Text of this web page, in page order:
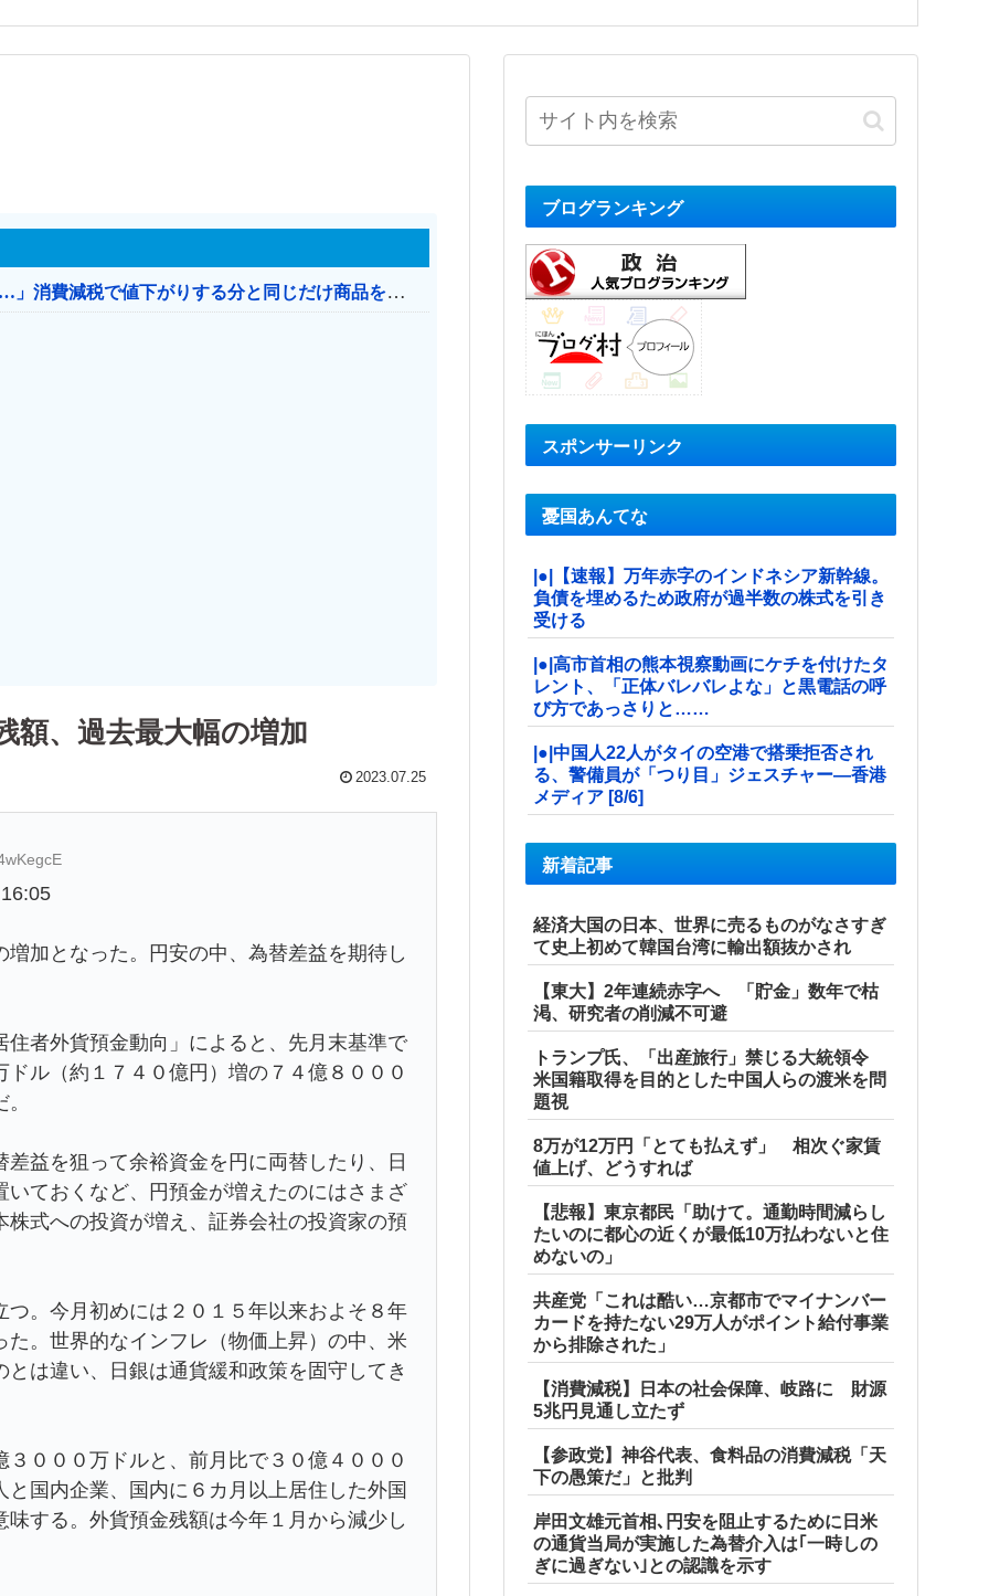
【消費税率1％】 「下げるのが筋なんですけど…」消費減税で値下がりする分と同じだけ商品を値上げして店頭価格を変えない店も
額、過去最大幅の増加
2023.07.25
加となった。円安の中、為替差益を期待し
者外貨預金動向」によると、先月末基準で
ル（約１７４０億円）増の７４億８０００
益を狙って余裕資金を円に両替したり、日
ておくなど、円預金が増えたのにはさまざ
式への投資が増え、証券会社の投資家の預
。今月初めには２０１５年以来およそ８年
。世界的なインフレ（物価上昇）の中、米
は違い、日銀は通貨緩和政策を固守してき
０００万ドルと、前月比で３０億４０００
国内企業、国内に６カ月以上居住した外国
する。外貨預金残額は今年１月から減少し
ブログランキング
スポンサーリンク
憂国あんてな
|●|【速報】万年赤字のインドネシア新幹線。
負債を埋めるため政府が過半数の株式を引き
受ける
|●|高市首相の熊本視察動画にケチを付けたタ
レント、「正体バレバレよな」と黒電話の呼
び方であっさりと……
|●|中国人22人がタイの空港で搭乗拒否され
る、警備員が「つり目」ジェスチャー―香港
メディア [8/6]
新着記事
経済大国の日本、世界に売るものがなさすぎ
て史上初めて韓国台湾に輸出額抜かされ
【東大】2年連続赤字へ 「貯金」数年で枯
渇、研究者の削減不可避
トランプ氏、「出産旅行」禁じる大統領令
米国籍取得を目的とした中国人らの渡米を問
題視
8万が12万円「とても払えず」 相次ぐ家賃
値上げ、どうすれば
【悲報】東京都民「助けて。通勤時間減らし
たいのに都心の近くが最低10万払わないと住
めないの」
共産党「これは酷い…京都市でマイナンバー
カードを持たない29万人がポイント給付事業
から排除された」
【消費減税】日本の社会保障、岐路に 財源
5兆円見通し立たず
【参政党】神谷代表、食料品の消費減税「天
下の愚策だ」と批判
岸田文雄元首相､円安を阻止するために日米
の通貨当局が実施した為替介入は｢一時しの
ぎに過ぎない｣との認識を示す